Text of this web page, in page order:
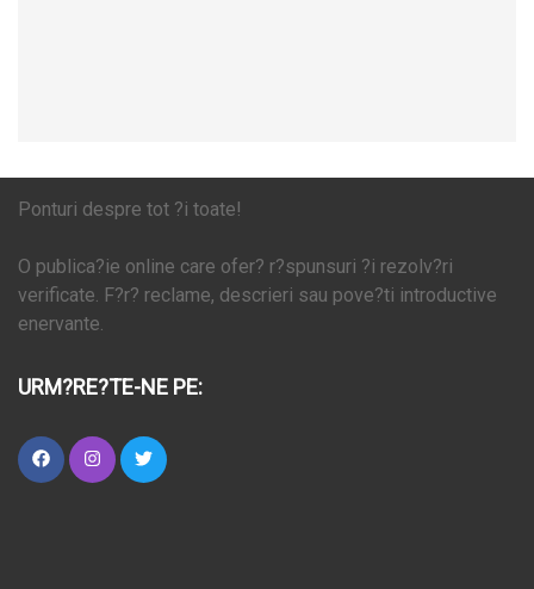
Ponturi despre tot ?i toate!
O publica?ie online care ofer? r?spunsuri ?i rezolv?ri
verificate. F?r? reclame, descrieri sau pove?ti introductive
enervante.
URM?RE?TE-NE PE: